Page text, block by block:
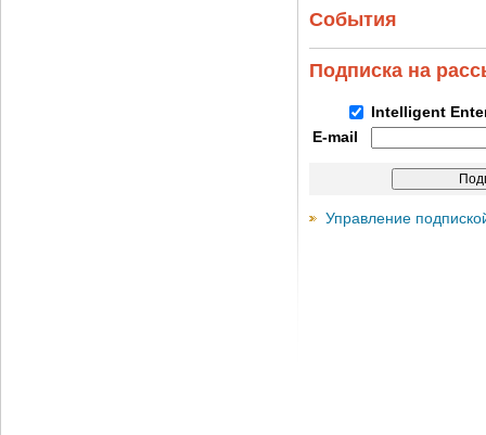
События
Подписка на
Intelligent
E-mail
Управление